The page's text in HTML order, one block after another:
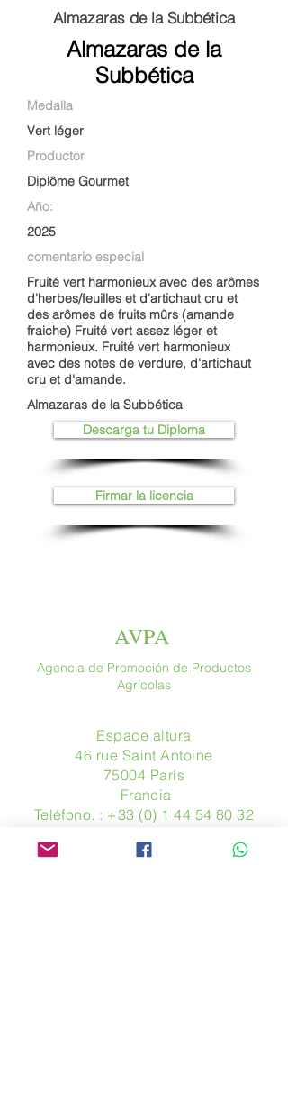
Almazaras de la Subbética
Almazaras de la
Subbética
Medalla
Vert léger
Productor
Diplôme Gourmet
Año:
2025
comentario especial
Fruité vert harmonieux avec des arômes
d'herbes/feuilles et d'artichaut cru et
des arômes de fruits mûrs (amande
fraiche) Fruité vert assez léger et
harmonieux. Fruité vert harmonieux
avec des notes de verdure, d'artichaut
cru et d'amande.
Almazaras de la Subbética
Descarga tu Diploma
Firmar la licencia
AVPA
Agencia de Promoción de Productos
Agrícolas
Espace altura
46 rue Saint Antoine
75004 París
​ Francia
Teléfono. : +33 (0) 1 44 54 80 32
www.avpa.fr